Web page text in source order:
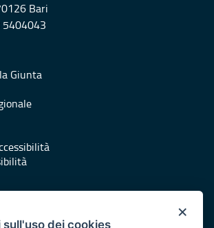
Bari
5404043
Giunta
×
sull'uso dei cookies